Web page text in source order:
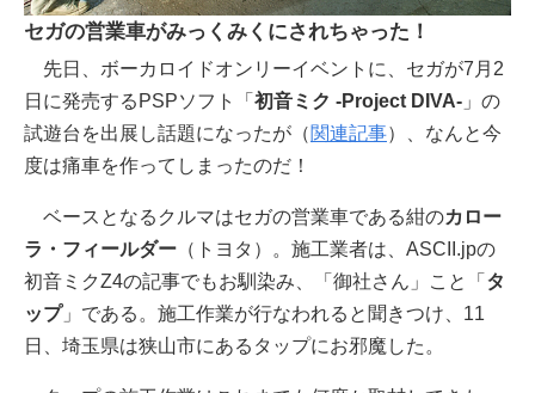
セガの営業車がみっくみくにされちゃった！
先日、ボーカロイドオンリーイベントに、セガが7月2
日に発売するPSPソフト「 初音ミク -Project DIVA- 」の
試遊台を出展し話題になったが（関連記事）、なんと今
度は痛車を作ってしまったのだ！
ベースとなるクルマはセガの営業車である紺のカロー
ラ・フィールダー （トヨタ）。施工業者は、ASCII.jpの
初音ミクZ4の記事でもお馴染み、「御社さん」こと「 タ
ップ」である。施工作業が行なわれると聞きつけ、11
日、埼玉県は狭山市にあるタップにお邪魔した。